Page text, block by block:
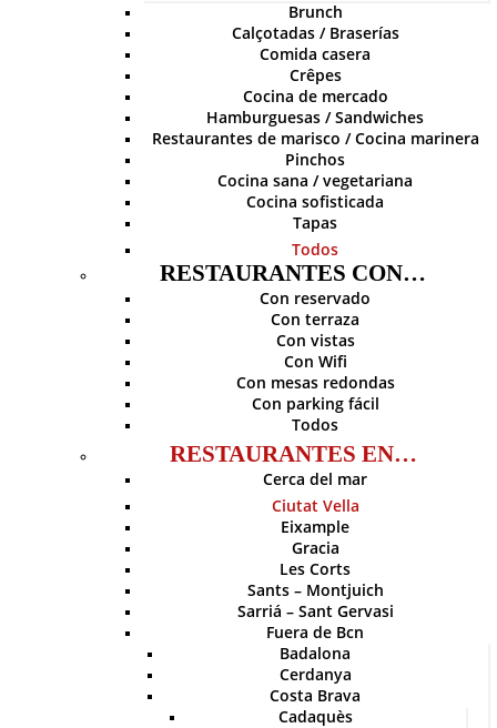
Brunch
Calçotadas / Braserías
Comida casera
Crêpes
Cocina de mercado
Hamburguesas / Sandwiches
Restaurantes de marisco / Cocina marinera
Pinchos
Cocina sana / vegetariana
Cocina sofisticada
Tapas
Todos
RESTAURANTES CON…
Con reservado
Con terraza
Con vistas
Con Wifi
Con mesas redondas
Con parking fácil
Todos
RESTAURANTES EN…
Cerca del mar
Ciutat Vella
Eixample
Gracia
Les Corts
Sants – Montjuich
Sarriá – Sant Gervasi
Fuera de Bcn
Badalona
Cerdanya
Costa Brava
Cadaquès